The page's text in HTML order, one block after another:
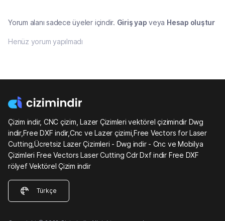
Yorum alanı sadece üyeler içindir. Giriş yap veya Hesap oluştur
Henüz yorum yapılmadı
Çizim indir, CNC çizim, Lazer Çizimleri vektörel çizimindir Dwg
indir,Free DXF indir,Cnc ve Lazer çizimi,Free Vectors for Laser
Cutting,Ücretsiz Lazer Çizimleri - Dwg indir - Cnc ve Mobilya
Çizimleri Free Vectors Laser Cutting Cdr Dxf indir Free DXF
rölyef Vektörel Çizim indir
Türkçe